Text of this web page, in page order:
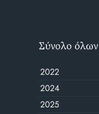
Σύνολο
2022
2024
2025